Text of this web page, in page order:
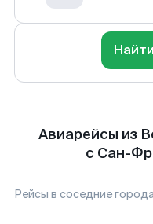
Авиарейсы из
с Сан-
Рейсы в соседние